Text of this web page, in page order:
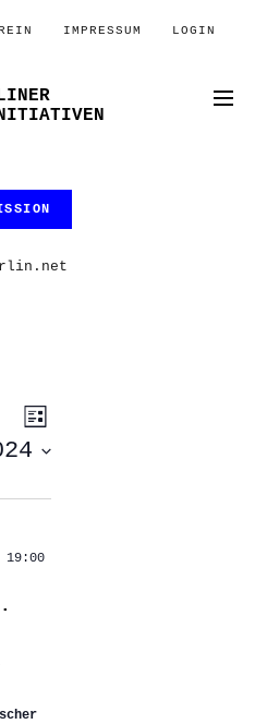
IMPRESSUM LOGIN
ANSICHTEN-
NAVIGATION
VERANSTALTUNG
ANSICHTEN-
Liste
19:00